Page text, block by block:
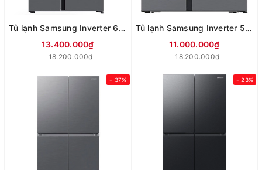
Tủ lạnh Samsung Inverter 655 lít Side By Side RS70F65Q3TSV (Mẫu mới)
13.400.000₫
18.200.000₫
Tủ lạnh Samsung Inverter 583 lít Side By Side RS57DG400EM9SV
11.000.000₫
18.200.000₫
- 37% - 23%